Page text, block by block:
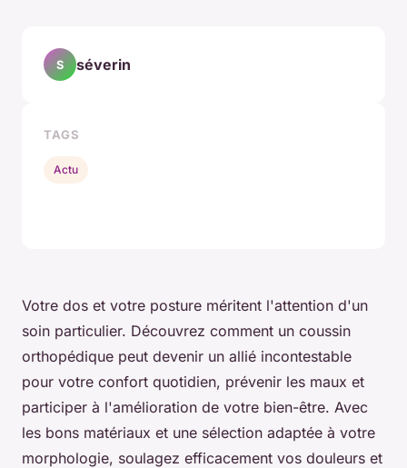
Votre dos et votre posture méritent l'attention d'un
soin particulier. Découvrez comment un coussin
orthopédique peut devenir un allié incontestable
pour votre confort quotidien, prévenir les maux et
participer à l'amélioration de votre bien-être. Avec
les bons matériaux et une sélection adaptée à votre
morphologie, soulagez efficacement vos douleurs et
S séverin
TAGS
Actu